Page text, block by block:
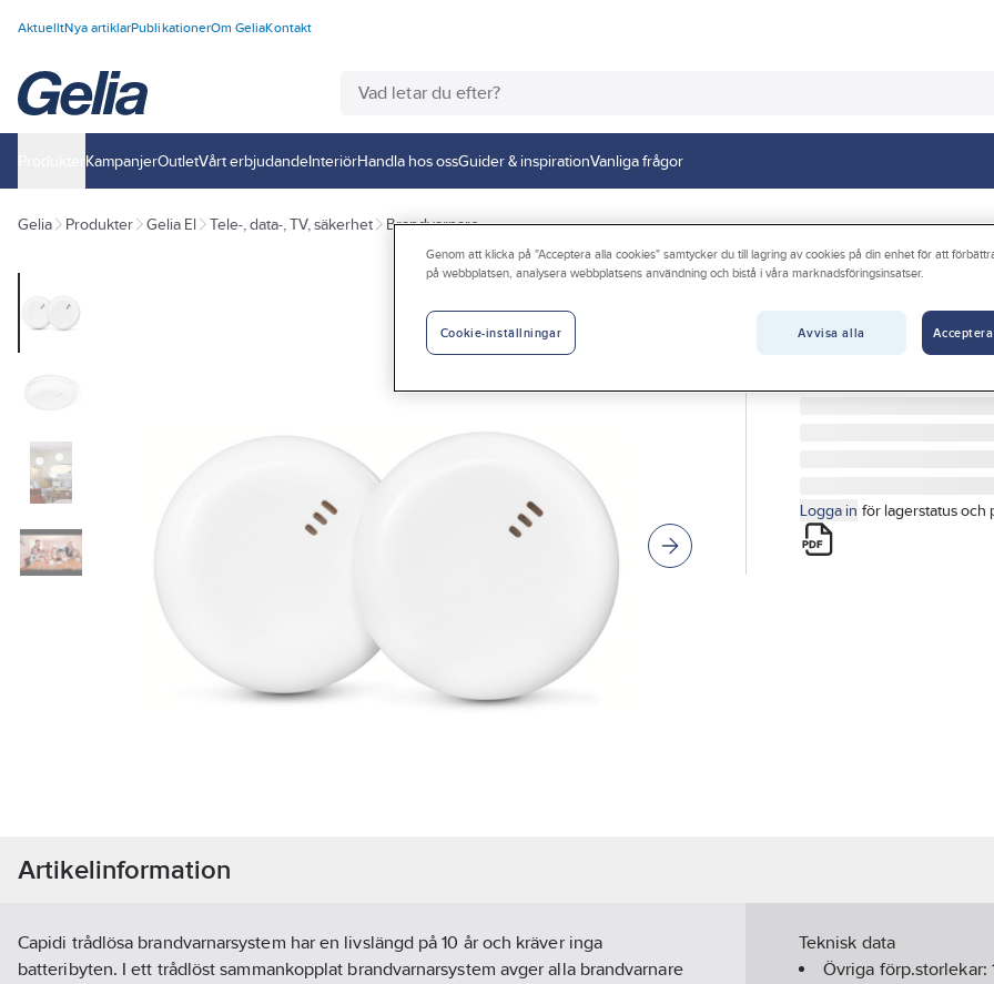
AktuelltNya artiklarPublikationerOm GeliaKontakt
KampanjerOutletVårt erbjudandeInteriörHandla hos ossGuider & inspirationVanliga frågor
Gelia Produkter Gelia El Tele-, data-, TV, säkerhet Brandvarnare
Brandvarnare,
BRANDVARNARE
Logga in för lagerstatus och
Artikelinformation
Capidi trådlösa brandvarnarsystem har en livslängd på 10 år och kräver inga
batteribyten. I ett trådlöst sammankopplat brandvarnarsystem avger alla brandvarnare
Teknisk data
Övriga förp.storlekar:
Genom att klicka på "Acceptera alla cookies" samtycker du till lagring av cookies på din enhet för att
på webbplatsen, analysera webbplatsens användning och bistå i våra marknadsföringsinsatser.
Avvisa alla
Cookie-inställningar